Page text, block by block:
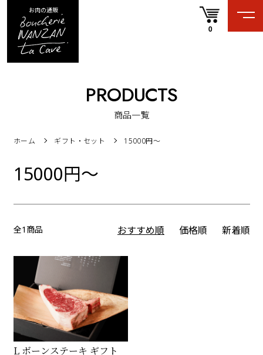
お肉の通販
0
PRODUCTS
商品一覧
ホーム ギフト・セット 15000円〜
15000円〜
全1商品 おすすめ順 価格順 新着順
L ボーンステーキ ギフト